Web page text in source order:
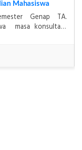
Banjarbaru
institusi yang